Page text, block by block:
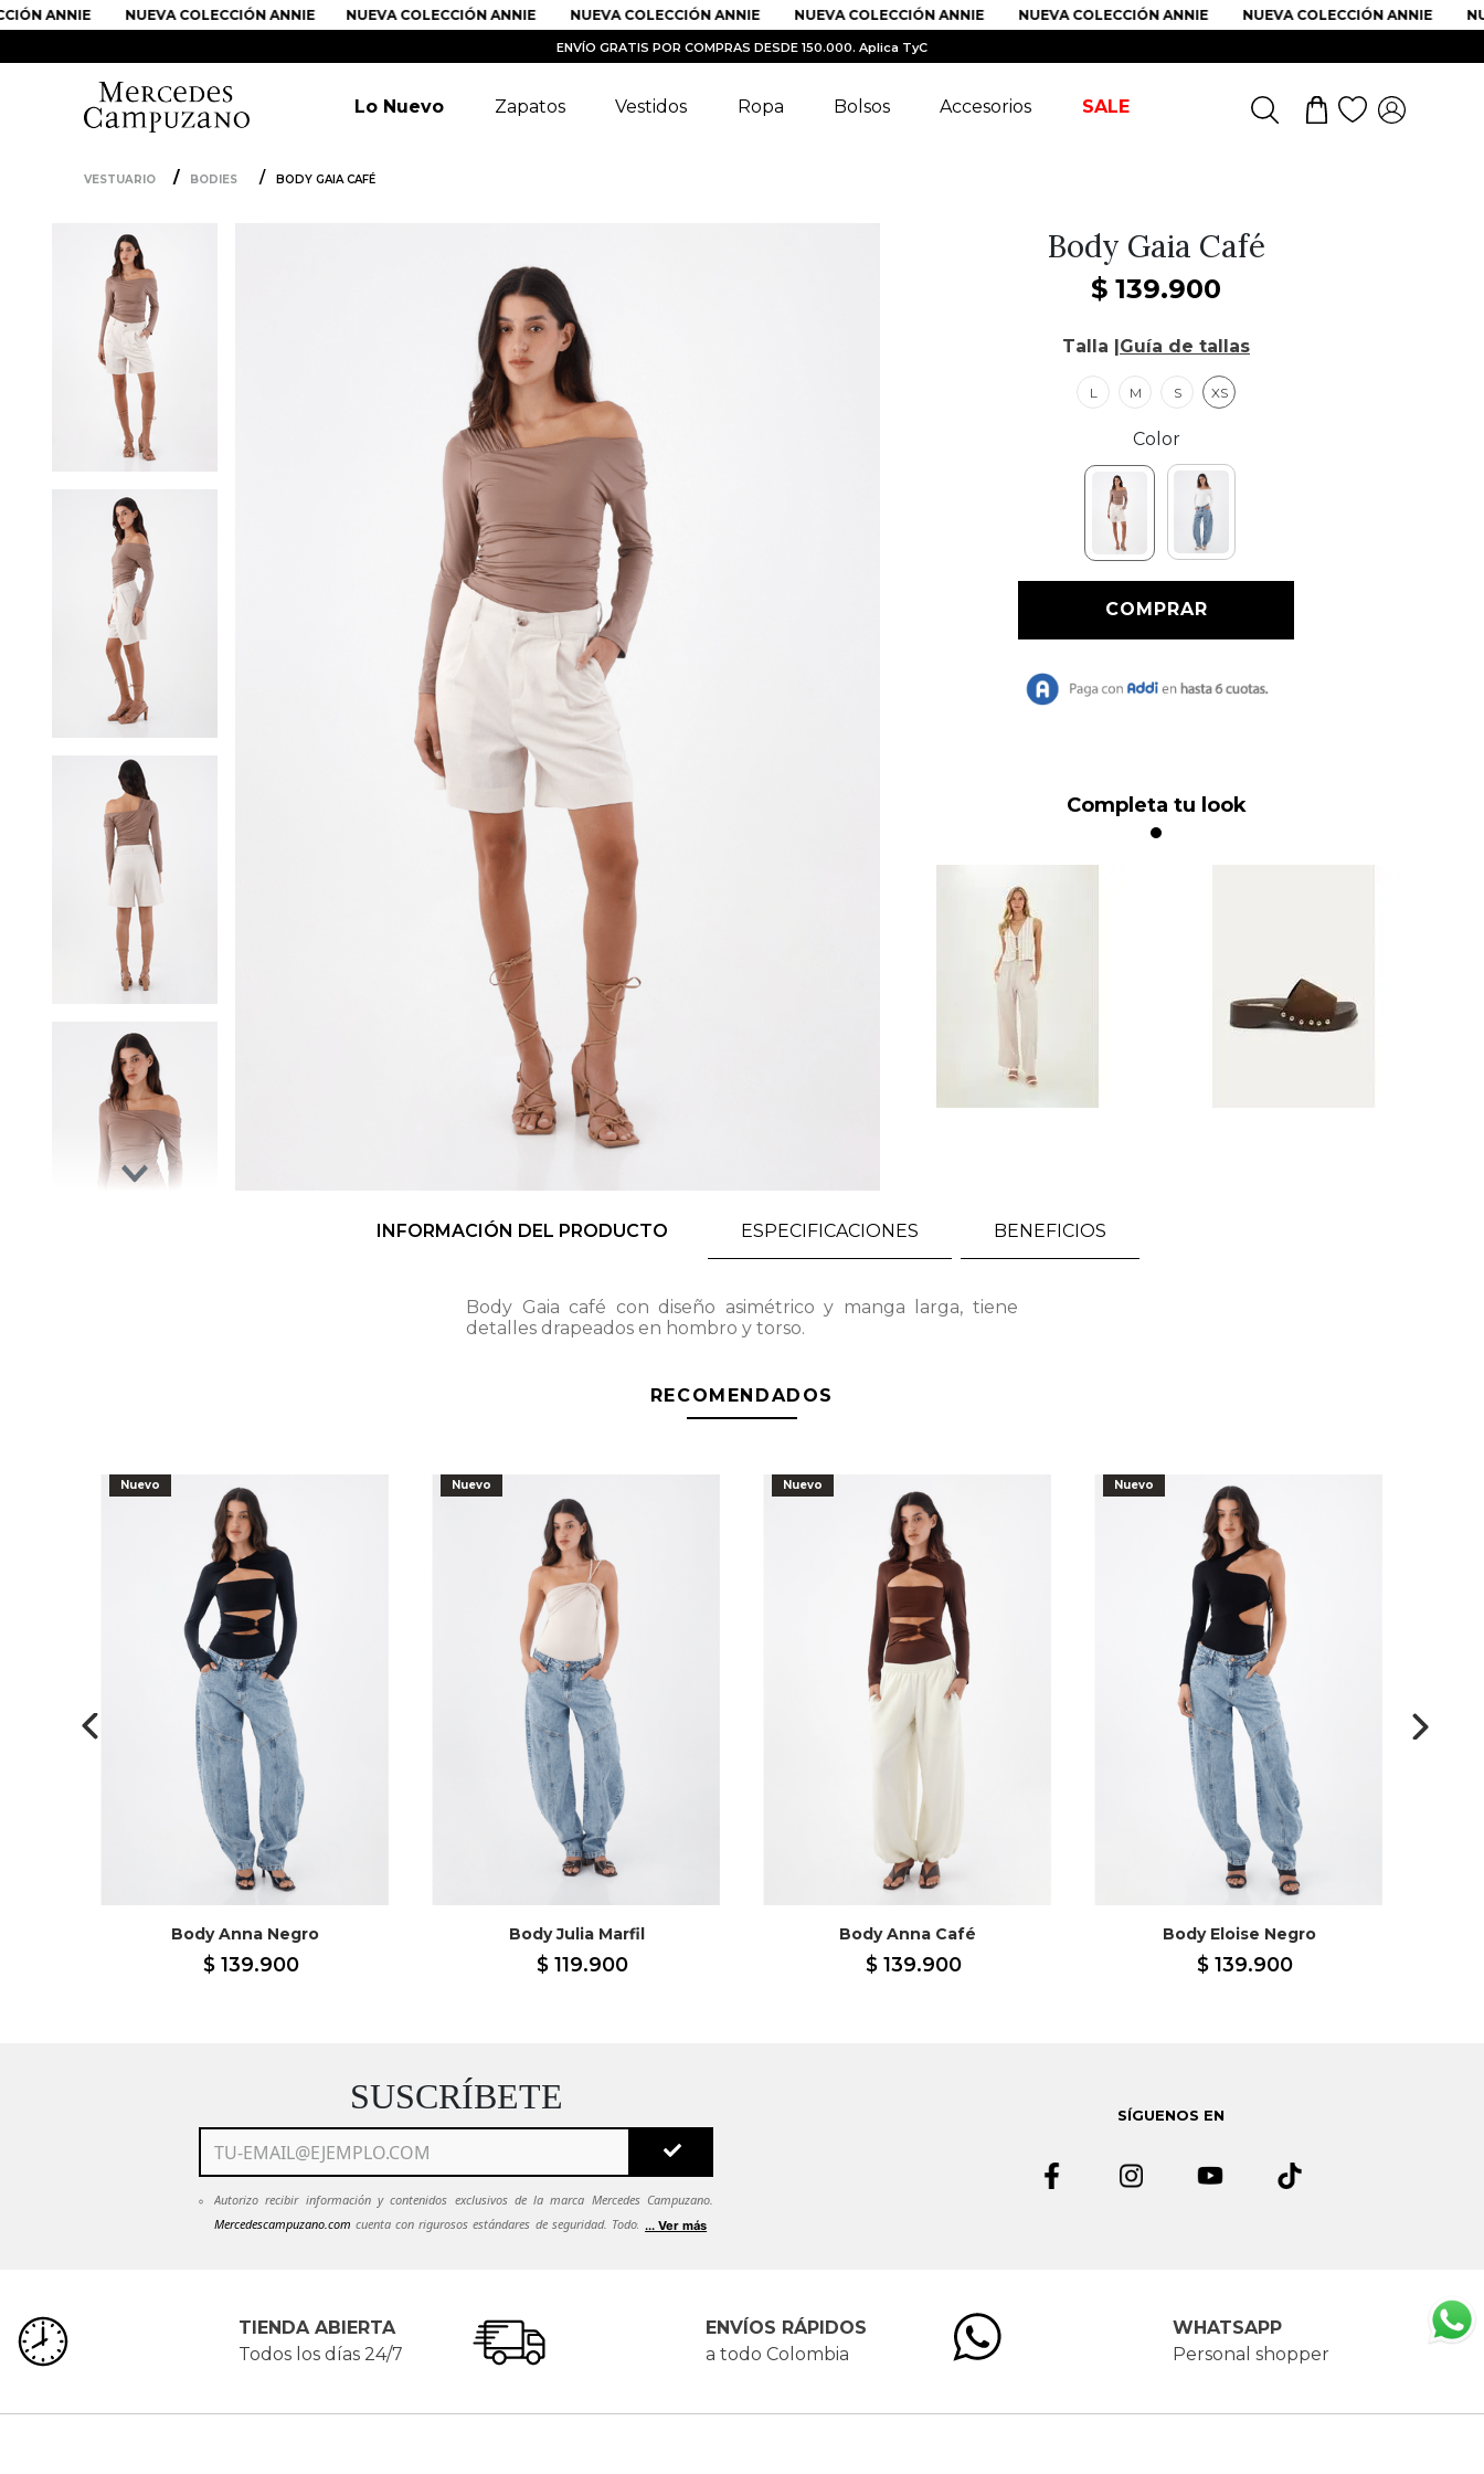
ANNIE NUEVA COLECCIÓN ANNIE NUEVA COLECCIÓN ANNIE NUEVA COLECCIÓN ANNIE NUEVA COLECCIÓN ANNIE NUEVA COLECCIÓN ANNIE NUEVA COLECCIÓN ANNIE
ENVÍO GRATIS POR COMPRAS DESDE 150.000. Aplica TyC
Lo Nuevo Zapatos Vestidos Ropa Bolsos Accesorios SALE
VESTUARIO BODIES BODY GAIA CAFÉ
Body Gaia Café
$ 139.900
Talla |Guía de tallas
L M S XS
Color
Completa tu look
INFORMACIÓN DEL PRODUCTO ESPECIFICACIONES BENEFICIOS
Body Gaia café con diseño asimétrico y manga larga, tiene
detalles drapeados en hombro y torso.
RECOMENDADOS
Nuevo
Body Anna Negro
$ 139.900
Nuevo
Body Julia Marfil
$ 119.900
Nuevo
Body Anna Café
$ 139.900
Nuevo
Body Eloise Negro
$ 139.900
SUSCRÍBETE
Autorizo recibir información y contenidos exclusivos de la marca Mercedes Campuzano.
Mercedescampuzano.com cuenta con rigurosos estándares de seguridad. Todos tus datos se
... Ver más
SÍGUENOS EN
TIENDA ABIERTA
Todos los días 24/7
ENVÍOS RÁPIDOS
a todo Colombia
WHATSAPP
Personal shopper